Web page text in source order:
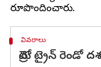
వివరాలు
మెట్రో ట్రైన్ రెండో